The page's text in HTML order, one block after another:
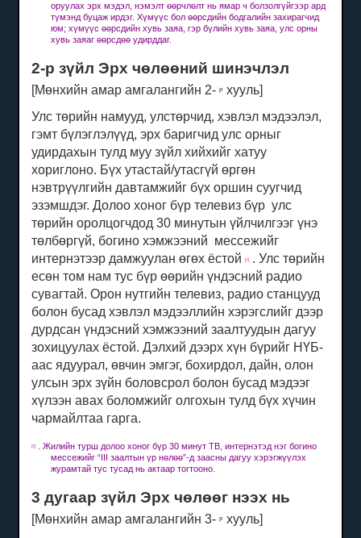
оруулах эрх мэдэл, нэмэлт өөрчлөлт нь ямар ч болзолгүйгээр ард
түмэнд буцаж ирдэг.Хүмүүс бол өөрсдийн бодгалийн захирагчид
юм;хүмүүс өөрсдийн хувь заяа, гэр бүлийн хувь заяа, улс орны
хувь заяаг өөрсдөө удирддаг.
2-р зүйл Эрх чөлөөний шинэчлэл
[Мөнхийн амар амгалангийн 2-р
хууль]
Улс төрийн намууд, улстөрчид, хэвлэл мэдээлэл,
гэмт бүлэглэлүүд, эрх баригчид улс орныг
удирдахын тулд муу зүйл хийхийг хатуу
хориглоно. Бүх утастай/утасгүй өргөн
нэвтрүүлгийн давтамжийг бүх оршин суугчид
эзэмшдэг.Долоо хоног бүр телевиз бүр улс
төрийн оролцогчдод30 минутынүйлчилгээг үнэ
төлбөргүй, богино хэмжээний мессежийг
интернэтээр дамжуулан өгөх ёстой[7] .Улс төрийн
есөн том нам тус бүр өөрийн үндэсний радио
сувагтай.Орон нутгийн телевиз, радио станцууд
болон бусад хэвлэл мэдээллийн хэрэгслийг дээр
дурдсан үндэсний хэмжээний заалтуудын дагуу
зохицуулах ёстой.Дэлхий дээрх хүн бүрийг НҮБ-
аас ядуурал, өвчин эмгэг, бохирдол, дайн, олон
улсын эрх зүйн боловсрол болон бусад мэдээг
хүлээн авах боломжийг олгохын тулд бүх хүчин
чармайлтаа гарга.
[7] .Жилийн турш долоо хоног бүр 30 минут ТВ, интернэтэд нэг богино
мессежийг “III заалтын үр нөлөө”-д заасны дагуу хэрэгжүүлэх
журамтай тус тусад нь актаар тогтооно.
3 дугаар зүйл Эрх чөлөөг нээх нь
[Мөнхийн амар амгалангийн 3-р
хууль]